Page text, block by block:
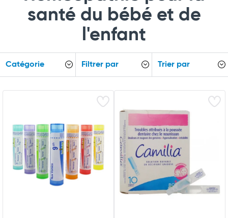
santé du bébé et de
l'enfant
Catégorie Filtrer par Trier par